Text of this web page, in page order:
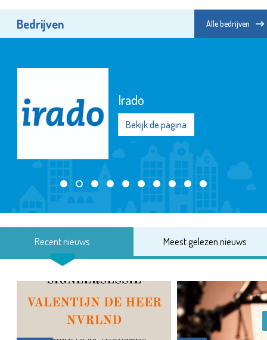
Bedrijven Alle bedrijven
Irado
Bekijk de pagina
Recent nieuws Meest gelezen nieuws